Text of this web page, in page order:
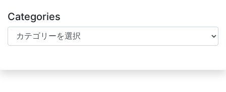
Categories
Categories